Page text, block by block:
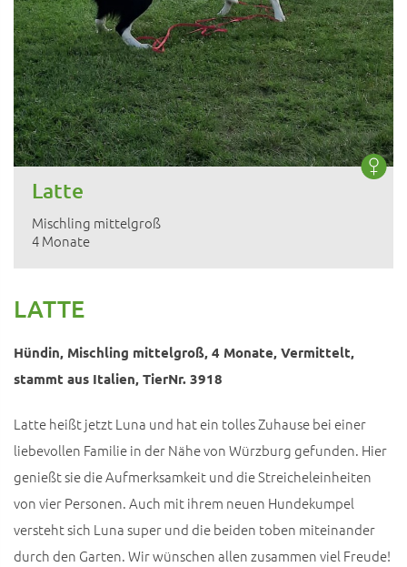
Latte
Mischling mittelgroß
4 Monate
LATTE
Hündin, Mischling mittelgroß, 4 Monate, Vermittelt,
stammt aus Italien, TierNr. 3918
Latte heißt jetzt Luna und hat ein tolles Zuhause bei einer
liebevollen Familie in der Nähe von Würzburg gefunden. Hier
genießt sie die Aufmerksamkeit und die Streicheleinheiten
von vier Personen. Auch mit ihrem neuen Hundekumpel
versteht sich Luna super und die beiden toben miteinander
durch den Garten. Wir wünschen allen zusammen viel Freude!